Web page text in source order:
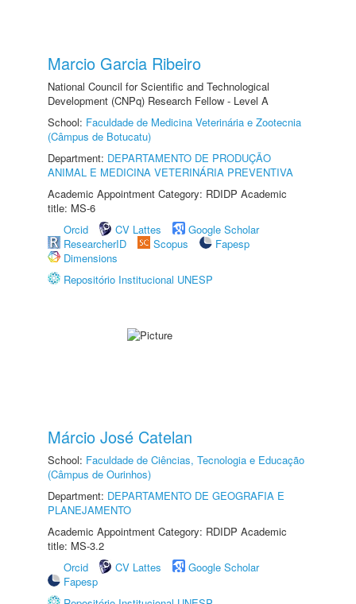
Marcio Garcia Ribeiro
National Council for Scientific and Technological
Development (CNPq) Research Fellow - Level A
School: Faculdade de Medicina Veterinária e Zootecnia
(Câmpus de Botucatu)
Department: DEPARTAMENTO DE PRODUÇÃO
ANIMAL E MEDICINA VETERINÁRIA PREVENTIVA
Academic Appointment Category: RDIDP Academic
title: MS-6
Orcid
CV Lattes
Google Scholar
ResearcherID
Scopus
Fapesp
Dimensions
Repositório Institucional UNESP
Márcio José Catelan
School: Faculdade de Ciências, Tecnologia e Educação
(Câmpus de Ourinhos)
Department: DEPARTAMENTO DE GEOGRAFIA E
PLANEJAMENTO
Academic Appointment Category: RDIDP Academic
title: MS-3.2
Orcid
CV Lattes
Google Scholar
Fapesp